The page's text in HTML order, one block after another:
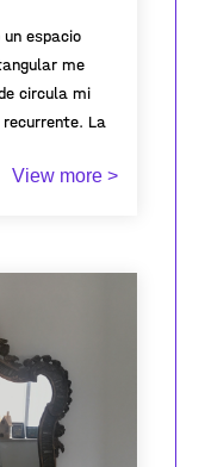
yo te digo
espacio
me
circula mi
La
View more >